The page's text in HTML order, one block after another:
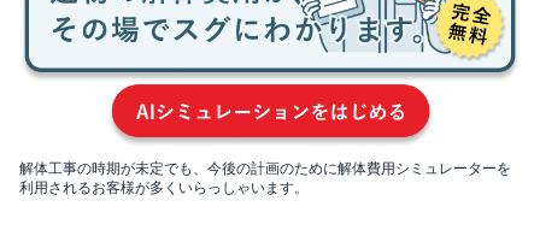
解体工事の時期が未定でも、今後の計画のために解体費用シミュレーターを
利用されるお客様が多くいらっしゃいます。